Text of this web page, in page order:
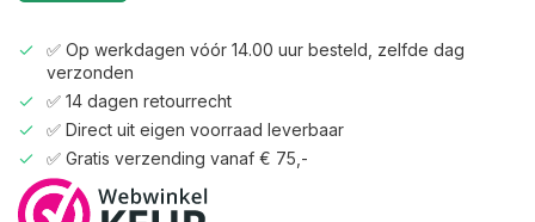
✅ Op werkdagen vóór 14.00 uur besteld, zelfde dag
verzonden
✅ 14 dagen retourrecht
✅ Direct uit eigen voorraad leverbaar
✅ Gratis verzending vanaf € 75,-